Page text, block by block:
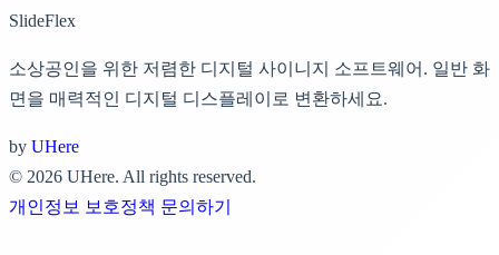
SlideFlex
소상공인을 위한 저렴한 디지털 사이니지 소프트웨어. 일반 화
면을 매력적인 디지털 디스플레이로 변환하세요.
by UHere
© 2026 UHere. All rights reserved.
개인정보 보호정책 문의하기